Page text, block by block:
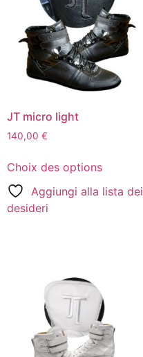
JT micro light
140,00 €
Choix des options
Aggiungi alla lista dei
desideri